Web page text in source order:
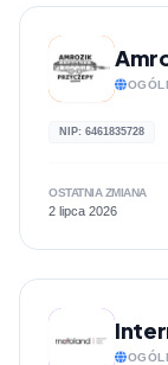
NIP: 6461835728
OSTATNIA ZMIANA
2 lipca 2026